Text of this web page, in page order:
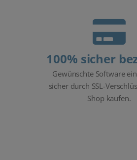
100% sicher
Gewünschte Software
sicher durch SSL-
Shop kaufen.